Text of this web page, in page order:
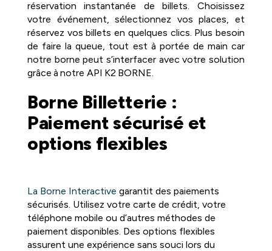
réservation instantanée de billets. Choisissez
votre événement, sélectionnez vos places, et
réservez vos billets en quelques clics. Plus besoin
de faire la queue, tout est à portée de main car
notre borne peut s’interfacer avec votre solution
grâce à notre API K2 BORNE.
Borne Billetterie :
Paiement sécurisé et
options flexibles
La Borne Interactive garantit des paiements
sécurisés. Utilisez votre carte de crédit, votre
téléphone mobile ou d’autres méthodes de
paiement disponibles. Des options flexibles
assurent une expérience sans souci lors du